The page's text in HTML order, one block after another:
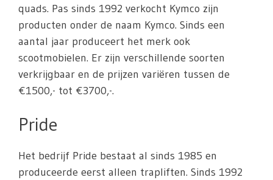
quads. Pas sinds 1992 verkocht Kymco zijn
producten onder de naam Kymco. Sinds een
aantal jaar produceert het merk ook
scootmobielen. Er zijn verschillende soorten
verkrijgbaar en de prijzen variëren tussen de
€1500,- tot €3700,-.
Pride
Het bedrijf Pride bestaat al sinds 1985 en
produceerde eerst alleen trapliften. Sinds 1992